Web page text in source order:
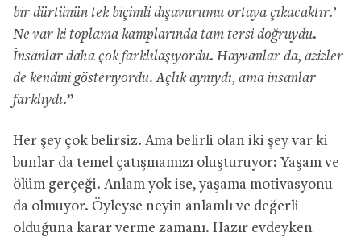
bir dürtünün tek biçimli dışavurumu ortaya çıkacaktır.’
Ne var ki toplama kamplarında tam tersi doğruydu.
İnsanlar daha çok farklılaşıyordu. Hayvanlar da, azizler
de kendini gösteriyordu. Açlık aynıydı, ama insanlar
farklıydı.”
Her şey çok belirsiz. Ama belirli olan iki şey var ki
bunlar da temel çatışmamızı oluşturuyor: Yaşam ve
ölüm gerçeği. Anlam yok ise, yaşama motivasyonu
da olmuyor. Öyleyse neyin anlamlı ve değerli
olduğuna karar verme zamanı. Hazır evdeyken